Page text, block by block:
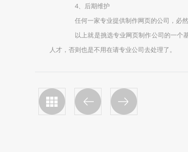
4、后期维护
任何一家专业提供制作网页的公司，必然
以上就是挑选专业网页制作公司的一个基
人才，否则也是不用在请专业公司去处理了。